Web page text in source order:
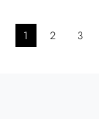
1 2 3